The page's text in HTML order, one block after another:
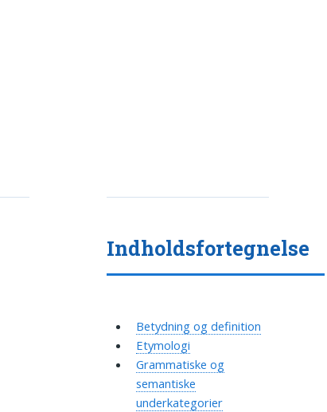
Indholdsfortegnelse
Betydning og definition
Etymologi
Grammatiske og
semantiske
underkategorier